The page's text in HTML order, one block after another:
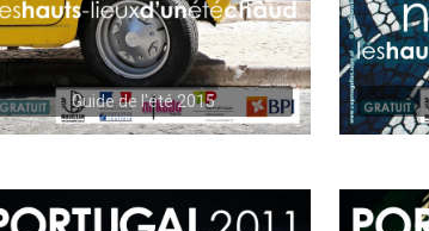
Guide de l'été 2015